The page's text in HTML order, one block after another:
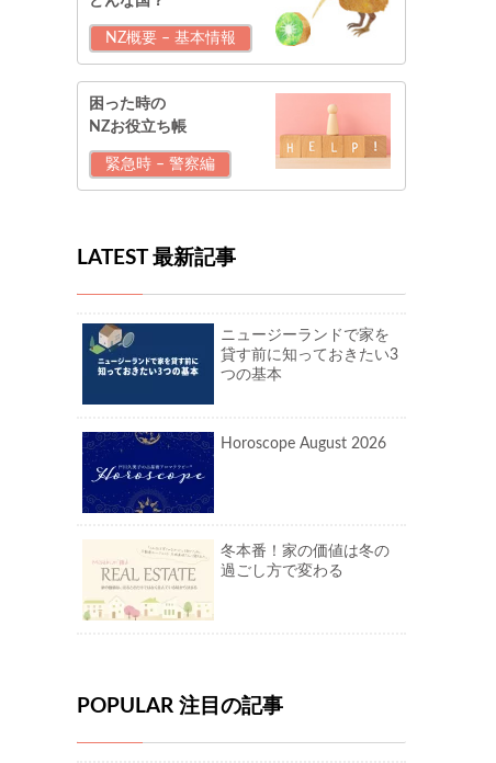
NZ概要 – 基本情報
困った時の
NZお役立ち帳
緊急時 – 警察編
LATEST 最新記事
ニュージーランドで家を
貸す前に知っておきたい3
つの基本
Horoscope August 2026
冬本番！家の価値は冬の
過ごし方で変わる
POPULAR 注目の記事